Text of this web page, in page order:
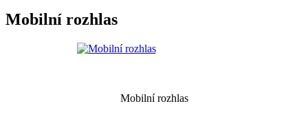
Mobilní rozhlas
Mobilní rozhlas